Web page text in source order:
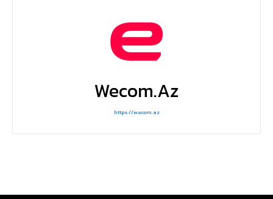
Wecom.az
https://wecom.az